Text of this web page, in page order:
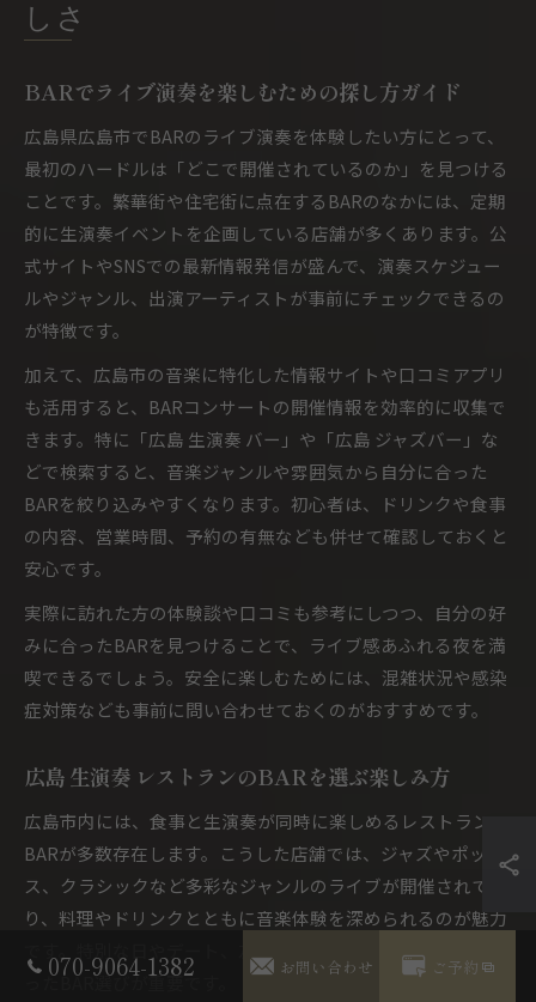
しさ
BARでライブ演奏を楽しむための探し方ガイド
広島県広島市でBARのライブ演奏を体験したい方にとって、
最初のハードルは「どこで開催されているのか」を見つける
ことです。繁華街や住宅街に点在するBARのなかには、定期
的に生演奏イベントを企画している店舗が多くあります。公
式サイトやSNSでの最新情報発信が盛んで、演奏スケジュー
ルやジャンル、出演アーティストが事前にチェックできるの
が特徴です。
加えて、広島市の音楽に特化した情報サイトや口コミアプリ
も活用すると、BARコンサートの開催情報を効率的に収集で
きます。特に「広島 生演奏 バー」や「広島 ジャズバー」な
どで検索すると、音楽ジャンルや雰囲気から自分に合った
BARを絞り込みやすくなります。初心者は、ドリンクや食事
の内容、営業時間、予約の有無なども併せて確認しておくと
安心です。
実際に訪れた方の体験談や口コミも参考にしつつ、自分の好
みに合ったBARを見つけることで、ライブ感あふれる夜を満
喫できるでしょう。安全に楽しむためには、混雑状況や感染
症対策なども事前に問い合わせておくのがおすすめです。
広島 生演奏 レストランのBARを選ぶ楽しみ方
広島市内には、食事と生演奏が同時に楽しめるレストラン
BARが多数存在します。こうした店舗では、ジャズやポップ
ス、クラシックなど多彩なジャンルのライブが開催されてお
り、料理やドリンクとともに音楽体験を深められるのが魅力
です。特別な日やデート、友人との集まりなど、シーンに合
ったBAR選びが重要です。
070-9064-1382 お問い合わせ ご予約